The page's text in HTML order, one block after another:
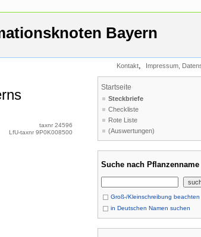
Bayern
Kontakt, Impressum,
taxnr 24596
LfU-taxnr 9P0K008500
Startseite
Steckbriefe
Checkliste
Rote Liste
(Auswertungen)
Suche nach Pflanzenname
Groß-/Kleinschreibung beachten
in Deutschen Namen suchen